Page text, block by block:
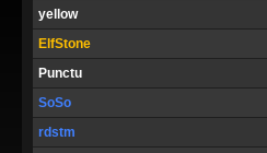
yellow
ElfStone
Punctu
SoSo
rdstm